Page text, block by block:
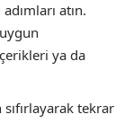
atın.
ya da
sıfırlayarak tekrar